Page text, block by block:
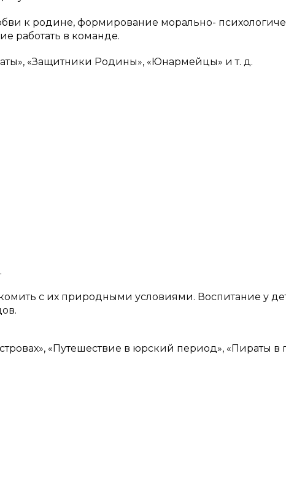
к родине, формирование морально-
работать в команде.
«Защитники Родины», «Юнармейцы» и т. д.
с их природными условиями. Воспитание у
«Путешествие в юрский период», «Пираты в